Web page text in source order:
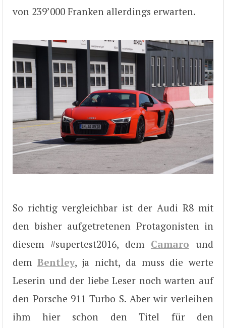
von 239’000 Franken allerdings erwarten.
So richtig vergleichbar ist der Audi R8 mit
den bisher aufgetretenen Protagonisten in
diesem #supertest2016, dem Camaro und
dem Bentley, ja nicht, da muss die werte
Leserin und der liebe Leser noch warten auf
den Porsche 911 Turbo S. Aber wir verleihen
ihm hier schon den Titel für den